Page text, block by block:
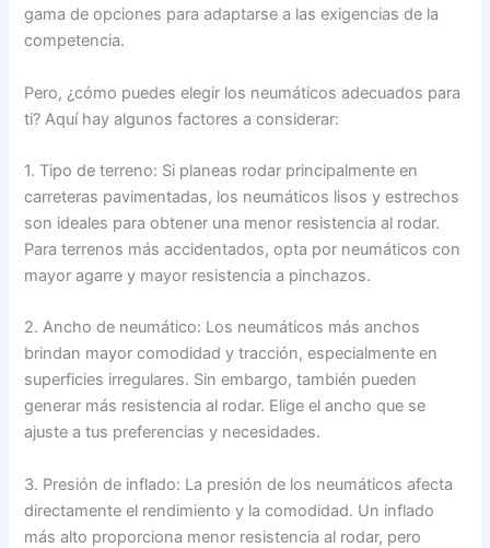
gama de opciones para adaptarse a las exigencias de la
competencia.
Pero, ¿cómo puedes elegir los neumáticos adecuados para
ti? Aquí hay algunos factores a considerar:
1. Tipo de terreno: Si planeas rodar principalmente en
carreteras pavimentadas, los neumáticos lisos y estrechos
son ideales para obtener una menor resistencia al rodar.
Para terrenos más accidentados, opta por neumáticos con
mayor agarre y mayor resistencia a pinchazos.
2. Ancho de neumático: Los neumáticos más anchos
brindan mayor comodidad y tracción, especialmente en
superficies irregulares. Sin embargo, también pueden
generar más resistencia al rodar. Elige el ancho que se
ajuste a tus preferencias y necesidades.
3. Presión de inflado: La presión de los neumáticos afecta
directamente el rendimiento y la comodidad. Un inflado
más alto proporciona menor resistencia al rodar, pero